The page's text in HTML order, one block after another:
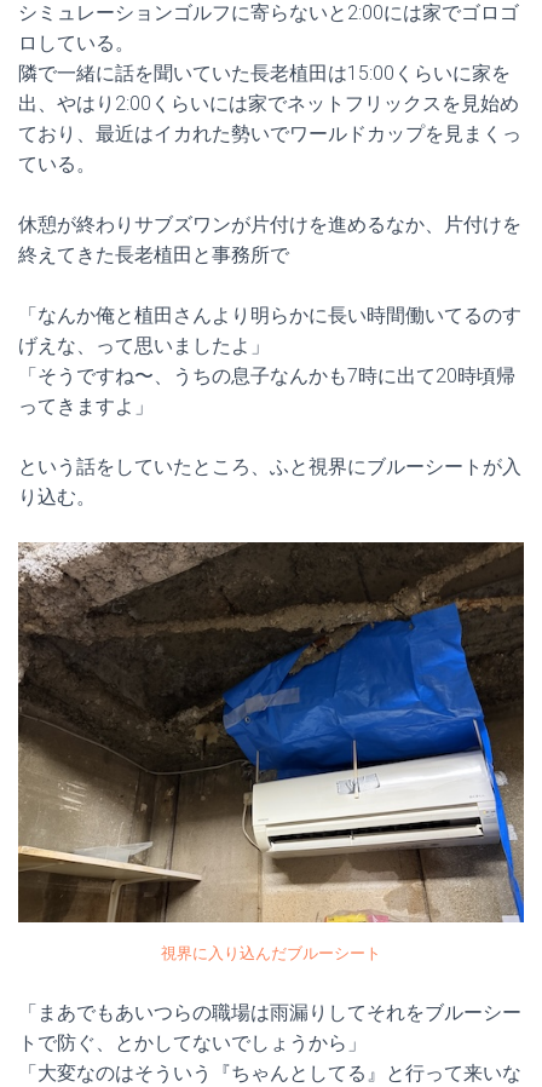
シミュレーションゴルフに寄らないと2:00には家でゴロゴ
ロしている。
隣で一緒に話を聞いていた長老植田は15:00くらいに家を
出、やはり2:00くらいには家でネットフリックスを見始め
ており、最近はイカれた勢いでワールドカップを見まくっ
ている。
休憩が終わりサブズワンが片付けを進めるなか、片付けを
終えてきた長老植田と事務所で
「なんか俺と植田さんより明らかに長い時間働いてるのす
げえな、って思いましたよ」
「そうですね〜、うちの息子なんかも7時に出て20時頃帰
ってきますよ」
という話をしていたところ、ふと視界にブルーシートが入
り込む。
視界に入り込んだブルーシート
「まあでもあいつらの職場は雨漏りしてそれをブルーシー
トで防ぐ、とかしてないでしょうから」
「大変なのはそういう『ちゃんとしてる』と行って来いな